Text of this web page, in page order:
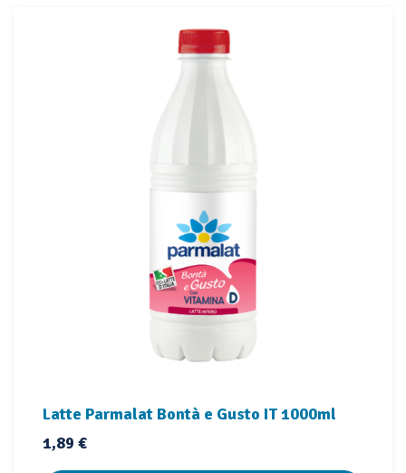
Latte Parmalat Bontà e Gusto IT 1000ml
Prezzo
1,89 €